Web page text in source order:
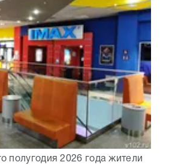
полугодия 2026 года жители